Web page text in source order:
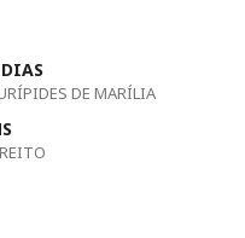
DE MARÍLIA